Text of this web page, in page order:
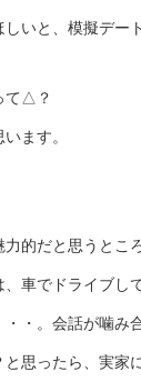
いと、模擬デー
て△？
ます。
的だと思うとこ
車でドライブし
・。会話が噛み
思ったら、実家